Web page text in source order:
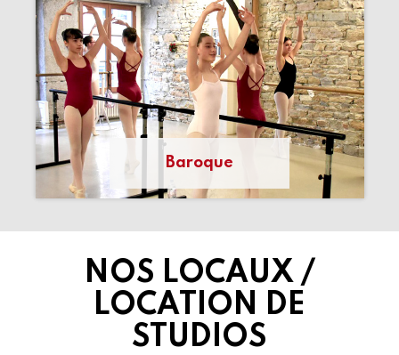
Baroque
NOS LOCAUX /
LOCATION DE
STUDIOS